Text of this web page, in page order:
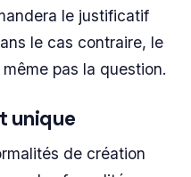
le justificatif
le cas contraire, le
pas la question.
unique
de création